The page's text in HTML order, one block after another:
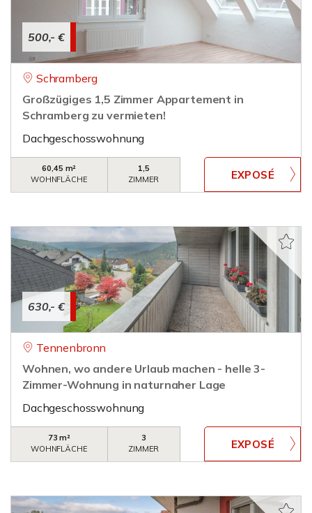
500,- €
Schramberg
Großzügiges 1,5 Zimmer Appartement in
Schramberg zu vermieten!
Dachgeschosswohnung
60,45 m²
WOHNFLÄCHE
1,5
ZIMMER
630,- €
Tennenbronn
Wohnen, wo andere Urlaub machen - helle 3-
Zimmer-Wohnung in naturnaher Lage
Dachgeschosswohnung
73 m²
WOHNFLÄCHE
3
ZIMMER